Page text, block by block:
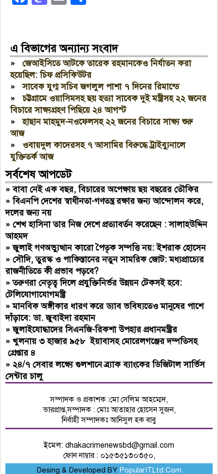
এ বিভাগের অন্যান্য সংবাদ
»জেআইসিতে আটকে তারেক রহমানকেও নির্যাতন করা
হয়েছিল: চিফ প্রসিকিউটর
»সাবেক যুগ্ম সচিব জগলুল পাশা ৭ দিনের রিমান্ডে
»চট্টগ্রামে ওয়াসিমসহ ছয় হত্যা সাবেক দুই মন্ত্রীসহ ২২ জনের
বিচারে সাক্ষ্যগ্রহণ পিছিয়ে ২৪ আগস্ট
»হাছান মাহমুদ-নওফেলসহ ২২ জনের বিচারে সাক্ষ্য শুরু
আজ
»ওবায়দুল কাদেরসহ ৭ আসামির বিরুদ্ধে ট্রাইব্যুনালে
যুক্তিতর্ক আজ
সর্বশেষ আপডেট
»বাবা নেই এক বছর, বিচারের অপেক্ষায় ছয় বছরের তৌকির
»বিএনপি দেশের স্বাধীনতা-গণতন্ত্র রক্ষার জন্য আন্দোলন করে,
দলের জন্য নয়
»শেখ হাসিনা তার নিজ দেশে প্রত্যাবর্তন করেছেন : সালাহউদ্দিন
আহমদ
»জুলাই গণঅভ্যুত্থান কারো পৈতৃক সম্পত্তি নয়: ইশরাক হোসেন
»সৌদি, তুরস্ক ও পাকিস্তানের নতুন সামরিক জোট: মধ্যপ্রাচ্যের
রাজনীতিতে কী প্রভাব পড়বে?
»তরুণরা নেতৃত্ব দিলে প্রযুক্তিনির্ভর উন্নয়ন টেকসই হবে:
টেলিযোগাযোগমন্ত্রী
»মানবিক অঙ্গীকার ধারণ করে ড্যাব ভবিষ্যতেও মানুষের পাশে
দাঁড়াবে: ডা. জুবাইদা রহমান
»জুলাইযোদ্ধাদের সিএনজি-রিকশা উপহার প্রধানমন্ত্রীর
»খুলনায় ৩ হাজার ৯৫৮ ইয়াবাসহ মোরেলগঞ্জের দম্পতিসহ
গ্রেপ্তার ৪
»২৪/৭ সেবার লক্ষ্যে গুলশানে ব্র্যাক ব্যাংকের ডিজিটাল সার্ভিস
সেন্টার চালু
সম্পাদক ও প্রকাশক :মো সেলিম আহম্মেদ,
ভারপ্রাপ্ত,সম্পাদক : মোঃ আতাহার হোসেন সুজন,
নির্বাহী সম্পাদকঃ আনিসুল হক বাবু
ইমেল: dhakacrimenewsbd@gmail.com
ফোন নাম্বার : ০১৫৩৫১৩০৩৫০,
Desing & Developed BY PopularITLtd.Com